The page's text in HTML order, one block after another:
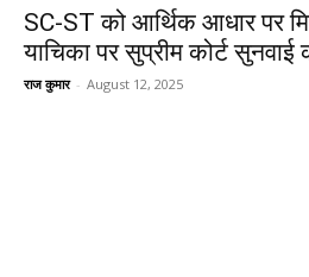
SC-ST को आर्थिक आधार पर
याचिका पर सुप्रीम कोर्ट सुनवाई
राज कुमार - August 12, 2025